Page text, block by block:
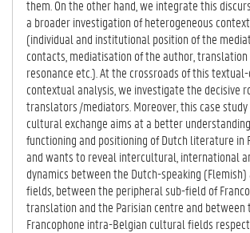
them. On the other hand, we integrate this
a broader investigation of heterogeneous
(individual and institutional position of the
contacts, mediatisation of the author, translation
resonance etc.). At the crossroads of this
contextual analysis, we investigate the decisive
translators /mediators. Moreover, this case
cultural exchange aims at a better
functioning and positioning of Dutch literature in
and wants to reveal intercultural, international
dynamics between the Dutch-speaking (Flemish)
fields, between the peripheral sub-field of
translation and the Parisian centre and between
Francophone intra-Belgian cultural fields